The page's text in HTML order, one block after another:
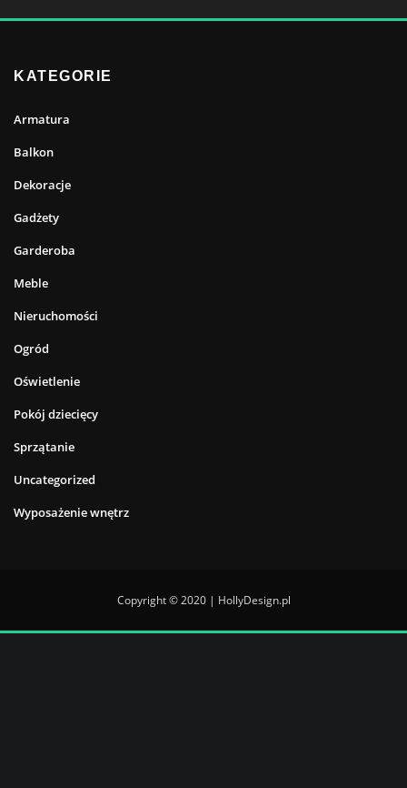
KATEGORIE
Armatura
Balkon
Dekoracje
Gadżety
Garderoba
Meble
Nieruchomości
Ogród
Oświetlenie
Pokój dziecięcy
Sprzątanie
Uncategorized
Wyposażenie wnętrz
Copyright © 2020 | HollyDesign.pl